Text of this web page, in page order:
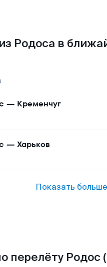
Родоса в
— Кременчуг
— Харьков
Показать
перелёту Родос